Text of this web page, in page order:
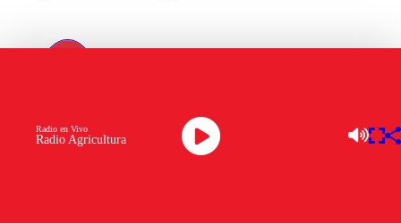
Radio Agricultura
Radio en Vivo